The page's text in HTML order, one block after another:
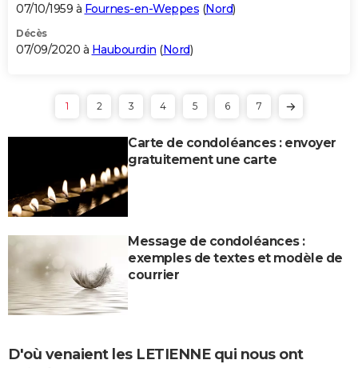
07/10/1959 à Fournes-en-Weppes (Nord)
Décès
07/09/2020 à Haubourdin (Nord)
1 2 3 4 5 6 7
Carte de condoléances : envoyer
gratuitement une carte
Message de condoléances :
exemples de textes et modèle de
courrier
D'où venaient les LETIENNE qui nous ont